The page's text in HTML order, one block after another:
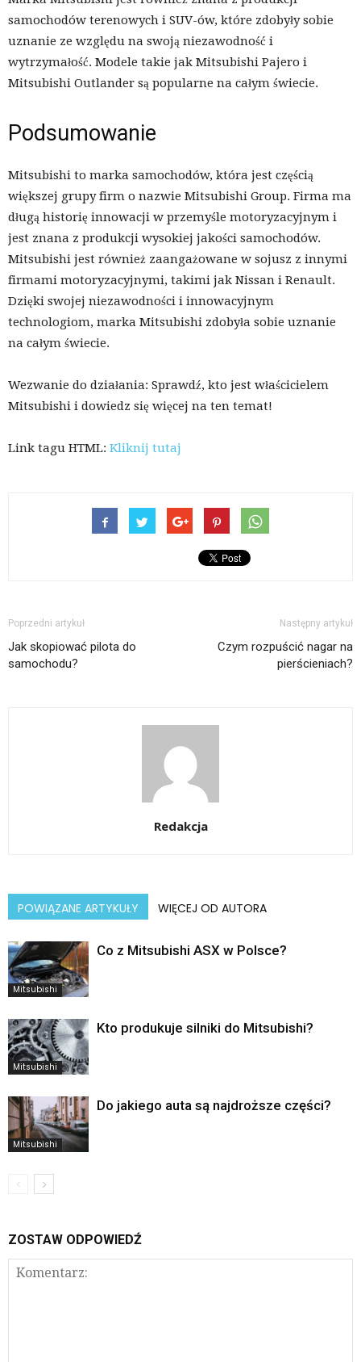
samochodów terenowych i SUV-ów, które zdobyły sobie
uznanie ze względu na swoją niezawodność i
wytrzymałość. Modele takie jak Mitsubishi Pajero i
Mitsubishi Outlander są popularne na całym świecie.
Podsumowanie
Mitsubishi to marka samochodów, która jest częścią
większej grupy firm o nazwie Mitsubishi Group. Firma ma
długą historię innowacji w przemyśle motoryzacyjnym i
jest znana z produkcji wysokiej jakości samochodów.
Mitsubishi jest również zaangażowane w sojusz z innymi
firmami motoryzacyjnymi, takimi jak Nissan i Renault.
Dzięki swojej niezawodności i innowacyjnym
technologiom, marka Mitsubishi zdobyła sobie uznanie
na całym świecie.
Wezwanie do działania: Sprawdź, kto jest właścicielem
Mitsubishi i dowiedz się więcej na ten temat!
Link tagu HTML: Kliknij tutaj
Poprzedni artykuł
Jak skopiować pilota do
samochodu?
Następny artykuł
Czym rozpuścić nagar na
pierścieniach?
Redakcja
POWIĄZANE ARTYKUŁY WIĘCEJ OD AUTORA
Mitsubishi
Co z Mitsubishi ASX w Polsce?
Mitsubishi
Kto produkuje silniki do Mitsubishi?
Mitsubishi
Do jakiego auta są najdroższe części?
ZOSTAW ODPOWIEDŹ